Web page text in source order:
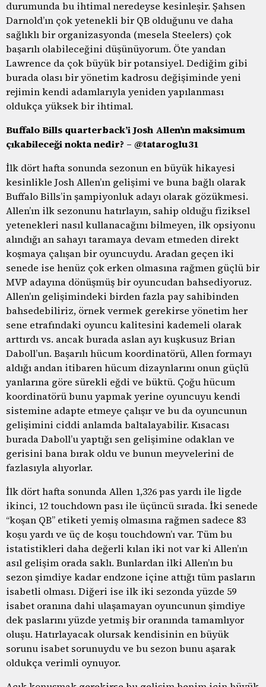
durumunda bu ihtimal neredeyse kesinleşir. Şahsen
Darnold’ın çok yetenekli bir QB olduğunu ve daha
sağlıklı bir organizasyonda (mesela Steelers) çok
başarılı olabileceğini düşünüyorum. Öte yandan
Lawrence da çok büyük bir potansiyel. Dediğim gibi
burada olası bir yönetim kadrosu değişiminde yeni
rejimin kendi adamlarıyla yeniden yapılanması
oldukça yüksek bir ihtimal.
Buffalo Bills quarterback’i Josh Allen’ın maksimum
çıkabileceği nokta nedir? – @tataroglu31
İlk dört hafta sonunda sezonun en büyük hikayesi
kesinlikle Josh Allen’ın gelişimi ve buna bağlı olarak
Buffalo Bills’in şampiyonluk adayı olarak gözükmesi.
Allen’ın ilk sezonunu hatırlayın, sahip olduğu fiziksel
yetenekleri nasıl kullanacağını bilmeyen, ilk opsiyonu
alındığı an sahayı taramaya devam etmeden direkt
koşmaya çalışan bir oyuncuydu. Aradan geçen iki
senede ise henüz çok erken olmasına rağmen güçlü bir
MVP adayına dönüşmüş bir oyuncudan bahsediyoruz.
Allen’ın gelişimindeki birden fazla pay sahibinden
bahsedebiliriz, örnek vermek gerekirse yönetim her
sene etrafındaki oyuncu kalitesini kademeli olarak
arttırdı vs. ancak burada aslan ayı kuşkusuz Brian
Daboll’un. Başarılı hücum koordinatörü, Allen formayı
aldığı andan itibaren hücum dizaynlarını onun güçlü
yanlarına göre sürekli eğdi ve büktü. Çoğu hücum
koordinatörü bunu yapmak yerine oyuncuyu kendi
sistemine adapte etmeye çalışır ve bu da oyuncunun
gelişimini ciddi anlamda baltalayabilir. Kısacası
burada Daboll’u yaptığı sen gelişimine odaklan ve
gerisini bana bırak oldu ve bunun meyvelerini de
fazlasıyla alıyorlar.
İlk dört hafta sonunda Allen 1,326 pas yardı ile ligde
ikinci, 12 touchdown pası ile üçüncü sırada. İki senede
“koşan QB” etiketi yemiş olmasına rağmen sadece 83
koşu yardı ve üç de koşu touchdown’ı var. Tüm bu
istatistikleri daha değerli kılan iki not var ki Allen’ın
asıl gelişim orada saklı. Bunlardan ilki Allen’ın bu
sezon şimdiye kadar endzone içine attığı tüm pasların
isabetli olması. Diğeri ise ilk iki sezonda yüzde 59
isabet oranına dahi ulaşamayan oyuncunun şimdiye
dek paslarını yüzde yetmiş bir oranında tamamlıyor
oluşu. Hatırlayacak olursak kendisinin en büyük
sorunu isabet sorunuydu ve bu sezon bunu aşarak
oldukça verimli oynuyor.